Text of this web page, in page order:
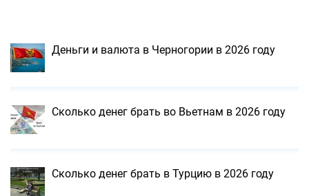
Деньги и валюта в Черногории в 2026 году
Сколько денег брать во Вьетнам в 2026 году
Сколько денег брать в Турцию в 2026 году